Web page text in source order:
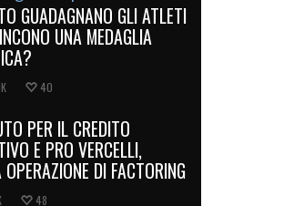
GUADAGNANO GLI ATLETI
UNA MEDAGLIA
40
PER IL CREDITO
E PRO VERCELLI,
DI FACTORING
48